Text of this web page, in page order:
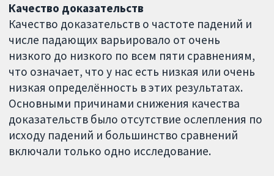
Качество доказательств
Качество доказательств о частоте падений и
числе падающих варьировало от очень
низкого до низкого по всем пяти сравнениям,
что означает, что у нас есть низкая или очень
низкая определённость в этих результатах.
Основными причинами снижения качества
доказательств было отсутствие ослепления по
исходу падений и большинство сравнений
включали только одно исследование.